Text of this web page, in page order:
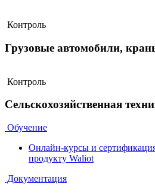
Контроль
Грузовые автомобили,
Контроль
Сельскохозяйственная
Обучение
Онлайн-курсы и
продукту Waliot
Документация